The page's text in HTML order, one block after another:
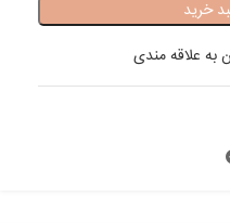
خرید
به علاقه مندی